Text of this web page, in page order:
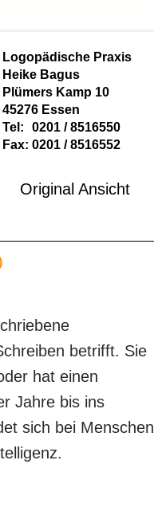
Logopädische Praxis
Heike Bagus
Plümers Kamp 10
45276 Essen
Tel:
0201 / 8516550
Fax: 0201 / 8516552
Original Ansicht
betrifft. Sie
hat einen
Jahre bis ins
sich bei Menschen